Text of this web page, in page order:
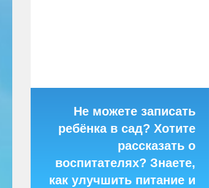
Не можете записать
ребёнка в сад? Хотите
рассказать о
воспитателях? Знаете,
как улучшить питание и